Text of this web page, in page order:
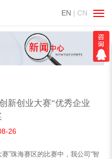
EN | CN
切
换
导
航
新创业大赛”优秀企业
26
珠海赛区的比赛中，我公司“智